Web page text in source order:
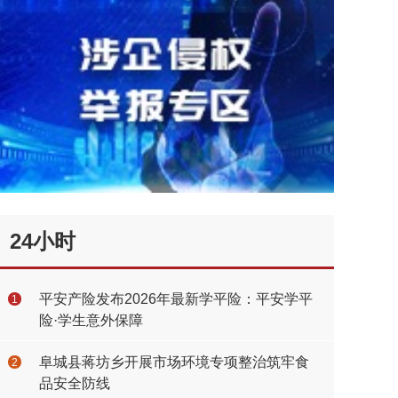
24小时
1
平安产险发布2026年最新学平险：平安学平
险·学生意外保障
2
阜城县蒋坊乡开展市场环境专项整治筑牢食
品安全防线